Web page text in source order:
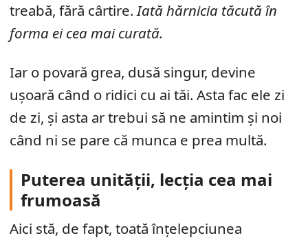
treabă, fără cârtire.Iată hărnicia tăcută în
forma ei cea mai curată.
Iar o povară grea, dusă singur, devine
ușoară când o ridici cu ai tăi. Asta fac ele zi
de zi, și asta ar trebui să ne amintim și noi
când ni se pare că munca e prea multă.
Puterea unității, lecția cea mai
frumoasă
Aici stă, de fapt, toată înțelepciunea